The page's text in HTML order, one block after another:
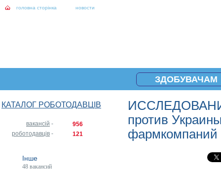
головна сторінка новости
ЗДОБУВАЧАМ
КАТАЛОГ РОБОТОДАВЦІВ
вакансій -
956
роботодавців - 121
Інше
48 вакансий
против
фармкомпаний